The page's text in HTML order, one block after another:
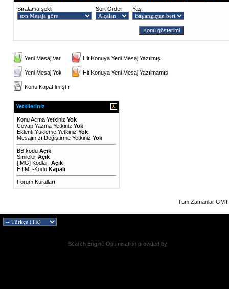
Sıralama şekli
Sort Order Yaş
Yeni Mesaj Var Hit Konuya Yeni Mesaj Yazılmış
Yeni Mesaj Yok Hit Konuya Yeni Mesaj Yazılmamış
Konu Kapatılmıştır
Yetkileriniz
Konu Acma Yetkiniz Yok
Cevap Yazma Yetkiniz Yok
Eklenti Yükleme Yetkiniz Yok
Mesajınızı Değiştirme Yetkiniz Yok
BB kodu Açık
Smileler Açık
[IMG] Kodları Açık
HTML-Kodu Kapalı
Forum Kuralları
Tüm Zamanlar
Search Engine Optimisation provided by